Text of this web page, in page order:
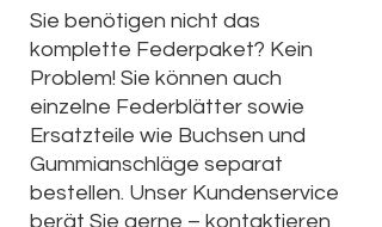
Sie benötigen nicht das
komplette Federpaket? Kein
Problem! Sie können auch
einzelne Federblätter sowie
Ersatzteile wie Buchsen und
Gummianschläge separat
bestellen. Unser Kundenservice
berät Sie gerne – kontaktieren